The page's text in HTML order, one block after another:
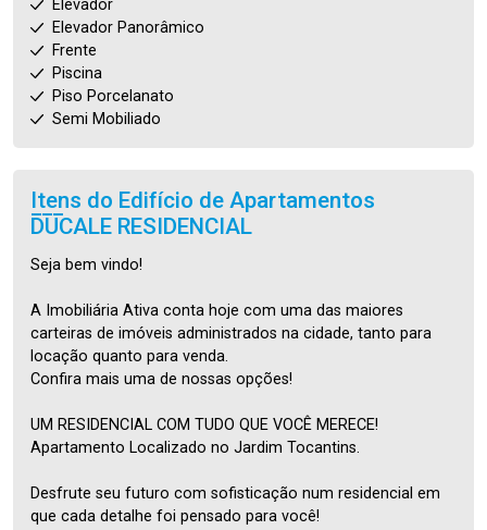
Elevador
Elevador Panorâmico
Frente
Piscina
Piso Porcelanato
Semi Mobiliado
Itens do Edifício de Apartamentos
DUCALE RESIDENCIAL
Seja bem vindo!
A Imobiliária Ativa conta hoje com uma das maiores
carteiras de imóveis administrados na cidade, tanto para
locação quanto para venda.
Confira mais uma de nossas opções!
UM RESIDENCIAL COM TUDO QUE VOCÊ MERECE!
Apartamento Localizado no Jardim Tocantins.
Desfrute seu futuro com sofisticação num residencial em
que cada detalhe foi pensado para você!